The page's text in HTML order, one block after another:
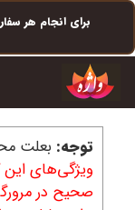
برای انجام هر
توجه: بعلت
ویژگی‌های این
صحیح در